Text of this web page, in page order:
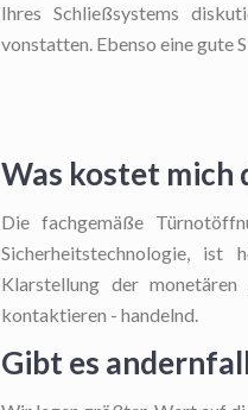
Ihres Schließsystems
vonstatten. Ebenso eine gute
Was kostet mich
Die fachgemäße
Sicherheitstechnologie, ist
Klarstellung der
kontaktieren - handelnd.
Gibt es